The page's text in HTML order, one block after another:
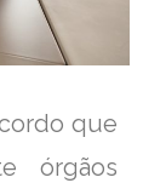
que
órgãos